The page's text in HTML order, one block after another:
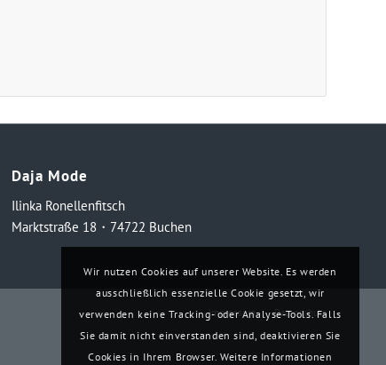
Daja Mode
Ilinka Ronellenfitsch
Marktstraße 18・74722 Buchen
Impressum Datenschutz
Wir nutzen Cookies auf unserer Website. Es werden
ausschließlich essenzielle Cookie gesetzt, wir
verwenden keine Tracking- oder Analyse-Tools. Falls
Sie damit nicht einverstanden sind, deaktivieren Sie
Cookies in Ihrem Browser. Weitere Informationen